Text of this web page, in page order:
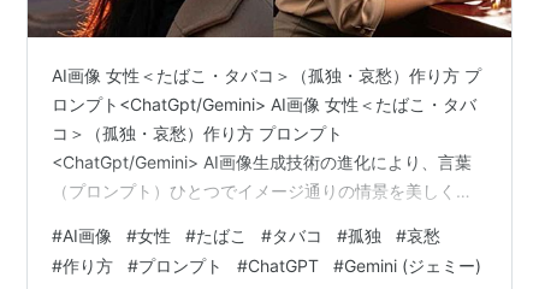
AI画像 女性＜たばこ・タバコ＞（孤独・哀愁）作り方 プ
ロンプト<ChatGpt/Gemini> AI画像 女性＜たばこ・タバ
コ＞（孤独・哀愁）作り方 プロンプト
<ChatGpt/Gemini> AI画像生成技術の進化により、言葉
（プロンプト）ひとつでイメージ通りの情景を美しく表
などの対話型AIを活用して、「たばこをくゆらせる女性
の孤独や哀愁」をテーマにした超高画質なリアルフォト
#AI画像 #女性 #たばこ #タバコ #孤独 #哀愁
#作り方 #プロンプト #ChatGPT #Gemini (ジェミー)